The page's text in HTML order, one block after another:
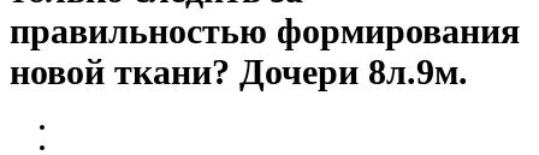
правильностью формирования
новой ткани? Дочери 8л.9м.